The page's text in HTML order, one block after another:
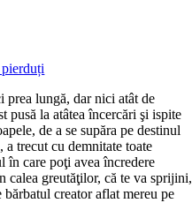
prea lungă, dar nici atât de
pusă la atâtea încercări şi ispite
de a se supăra pe destinul
trecut cu demnitate toate
în care poţi avea încredere
calea greutăţilor, că te va sprijini,
bărbatul creator aflat mereu pe